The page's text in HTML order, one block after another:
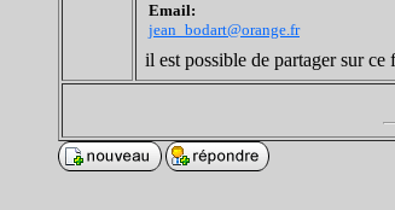
Email:
jean_bodart@orange.fr
il est possible de partager sur